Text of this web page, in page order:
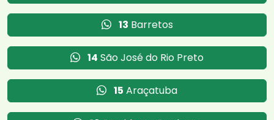
13 Barretos
14 São José do Rio Preto
15 Araçatuba